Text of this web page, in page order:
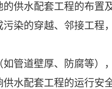
供水配套工程的布置
染的穿越、邻接工
管道壁厚、防腐等） ，
水配套工程的运行安